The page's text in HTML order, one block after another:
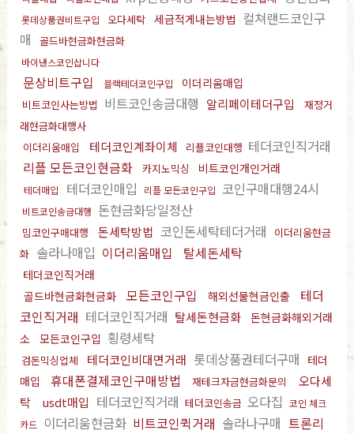
롯데상품권비트구입 오다세탁 세금적게내는방법 컬쳐랜드코인구
매
골드바현금화현금화
바이낸스코인삽니다
문상비트구입 블랙테더코인구입 이더리움매입
비트코인사는방법 비트코인송금대행 알리페이테더구입
재정거
래현금화대행사
이더리움매입
테더코인계좌이체 리플코인대행 테더코인직거래
리플 모든코인현금화
카지노믹싱 비트코인개인거래
테더매입 테더코인매입 리플 모든코인구입 코인구매대행24시
비트코인송금대행 돈현금화당일정산
밈코인구매대행 돈세탁방법 코인돈세탁테더거래
이더리움현금
화 솔라나매입 이더리움매입 탈세돈세탁
테더코인직거래
골드바현금화현금화
모든코인구입 해외선물현금인출
테더
코인직거래 테더코인직거래 탈세돈현금화
돈현금화해외거래
소
모든코인구입 횡령세탁
검돈믹싱업체 테더코인비대면거래 롯데상품권테더구매 테더
매입
휴대폰결제코인구매방법 재테크자금현금화문의
오다세
탁
usdt매입 테더코인직거래 테더코인송금 오다집 코인 체크
카드
이더리움현금화 비트코인퀵거래 솔라나구매 트론리